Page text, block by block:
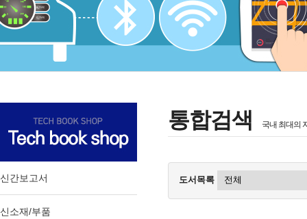
신간보고서
신소재/부품
통합검색 국내 최대의
도서목록